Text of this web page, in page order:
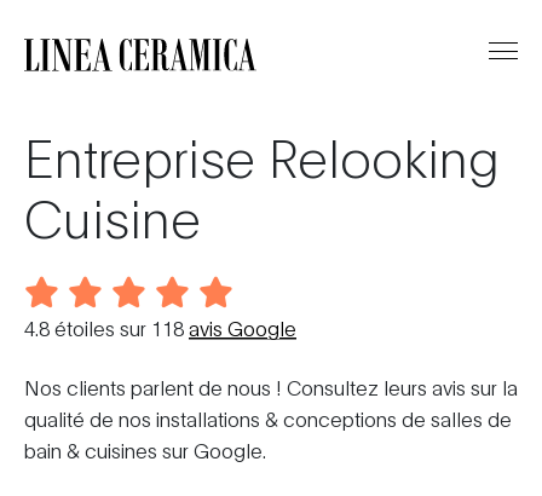
Entreprise Relooking
Cuisine
4.8étoiles sur 118avis Google
Nos clients parlent de nous ! Consultez leurs avis sur la
qualité de nos installations & conceptions de salles de
bain & cuisines sur Google.